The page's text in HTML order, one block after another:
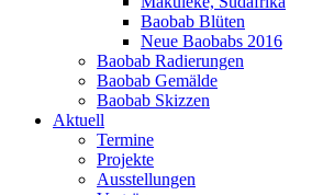
Baobab Blüten
Neue Baobabs 2016
Baobab Radierungen
Baobab Gemälde
Baobab Skizzen
Aktuell
Termine
Projekte
Ausstellungen